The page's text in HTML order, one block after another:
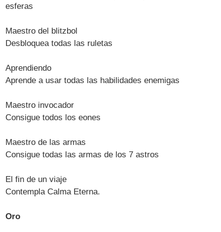
esferas
Maestro del blitzbol
Desbloquea todas las ruletas
Aprendiendo
Aprende a usar todas las habilidades enemigas
Maestro invocador
Consigue todos los eones
Maestro de las armas
Consigue todas las armas de los 7 astros
El fin de un viaje
Contempla Calma Eterna.
Oro